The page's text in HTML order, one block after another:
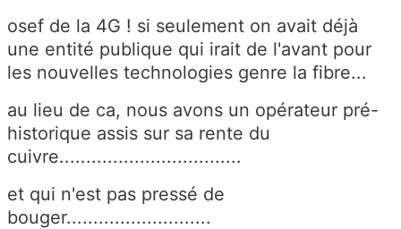
osef de la 4G ! si seulement on avait déjà
une entité publique qui irait de l'avant pour
les nouvelles technologies genre la fibre...
au lieu de ca, nous avons un opérateur pré-
historique assis sur sa rente du
cuivre..................................
et qui n'est pas pressé de
bouger...........................